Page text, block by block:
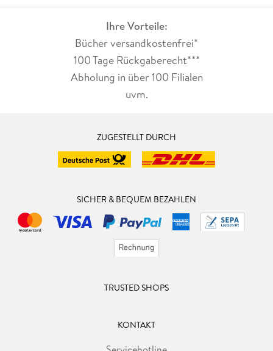
Ihre Vorteile:
Bücher versandkostenfrei*
100 Tage Rückgaberecht***
Abholung in über 100 Filialen
uvm.
ZUGESTELLT DURCH
SICHER & BEQUEM BEZAHLEN
TRUSTED SHOPS
KONTAKT